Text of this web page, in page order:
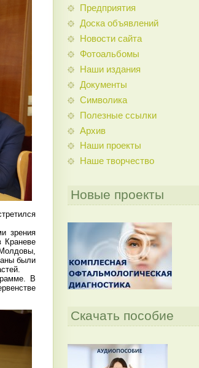
зрения
Краневе
были
В
Предприятия
Доска объявлений
Новости сайта
Фотоальбомы
Наши издания
Документы
Символика
Полезные ссылки
Архив
Наши проекты
Наше творчество
Новые проекты
Скачать пособие